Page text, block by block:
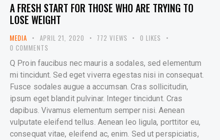
A FRESH START FOR THOSE WHO ARE TRYING TO
LOSE WEIGHT
MEDIA APRIL 21, 2020 772 VIEWS 0 LIKES
0 COMMENTS
Q Proin faucibus nec mauris a sodales, sed elementum
mi tincidunt. Sed eget viverra egestas nisi in consequat.
Fusce sodales augue a accumsan. Cras sollicitudin,
ipsum eget blandit pulvinar. Integer tincidunt. Cras
dapibus. Vivamus elementum semper nisi. Aenean
vulputate eleifend tellus. Aenean leo ligula, porttitor eu,
consequat vitae, eleifend ac, enim. Sed ut perspiciatis,